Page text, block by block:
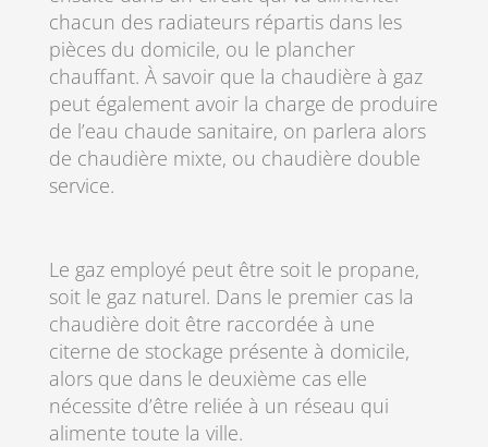
chacun des radiateurs répartis dans les
pièces du domicile, ou le plancher
chauffant. À savoir que la chaudière à gaz
peut également avoir la charge de produire
de l’eau chaude sanitaire, on parlera alors
de chaudière mixte, ou chaudière double
service.
Le gaz employé peut être soit le propane,
soit le gaz naturel. Dans le premier cas la
chaudière doit être raccordée à une
citerne de stockage présente à domicile,
alors que dans le deuxième cas elle
nécessite d’être reliée à un réseau qui
alimente toute la ville.